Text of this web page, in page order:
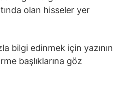
olan hisseler yer
bilgi edinmek için yazının
başlıklarına göz